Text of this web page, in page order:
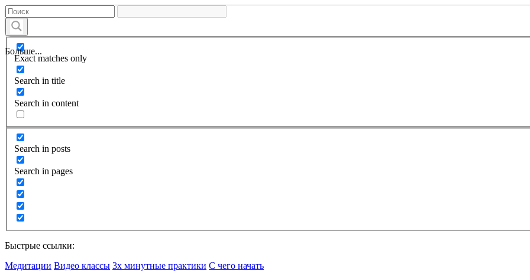
Больше...
Exact matches only
Search in title
Search in content
Search in posts
Search in pages
Быстрые ссылки:
Медитации Видео классы 3х минутные практики С чего начать